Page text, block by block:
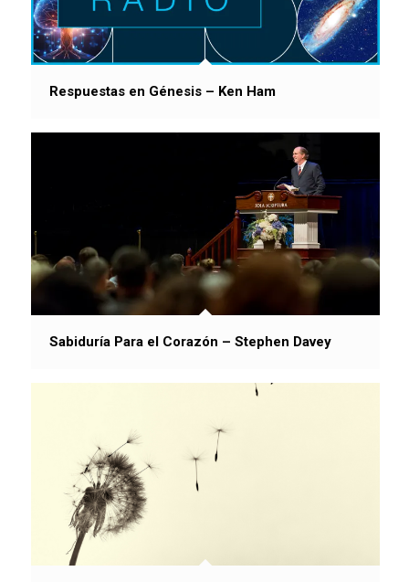
Respuestas en Génesis – Ken Ham
Sabiduría Para el Corazón – Stephen Davey